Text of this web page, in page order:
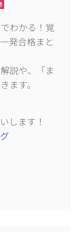
わかる！覚
発合格まと
説や、「ま
ます。
します！